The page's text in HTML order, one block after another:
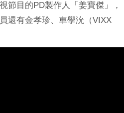
節目的PD製作人「姜寶傑」，
還有金孝珍、車學沇（VIXX